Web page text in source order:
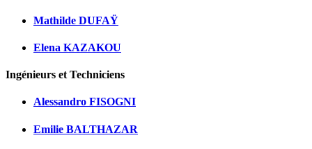
Mathilde DUFAŸ
Elena KAZAKOU
Ingénieurs et Techniciens
Alessandro FISOGNI
Emilie BALTHAZAR